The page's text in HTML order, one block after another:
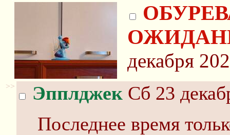
декабря
>> Эпплджек Сб 23
Последнее время